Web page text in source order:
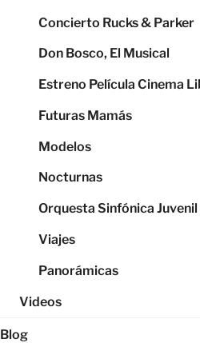
Concierto Rucks & Parker
Don Bosco, El Musical
Estreno Película Cinema
Futuras Mamás
Modelos
Nocturnas
Orquesta Sinfónica
Viajes
Panorámicas
Videos
Blog